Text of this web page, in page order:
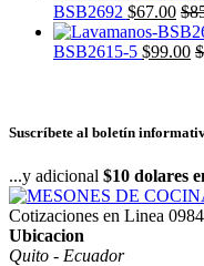
BSB2692 $67.00 $
BSB2615-5 $99.00 $
Suscríbete al boletín
...y adicional $10 dolares
Cotizaciones en Linea
Ubicacion
Quito - Ecuador